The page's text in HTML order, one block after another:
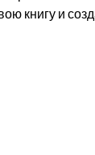
книгу и